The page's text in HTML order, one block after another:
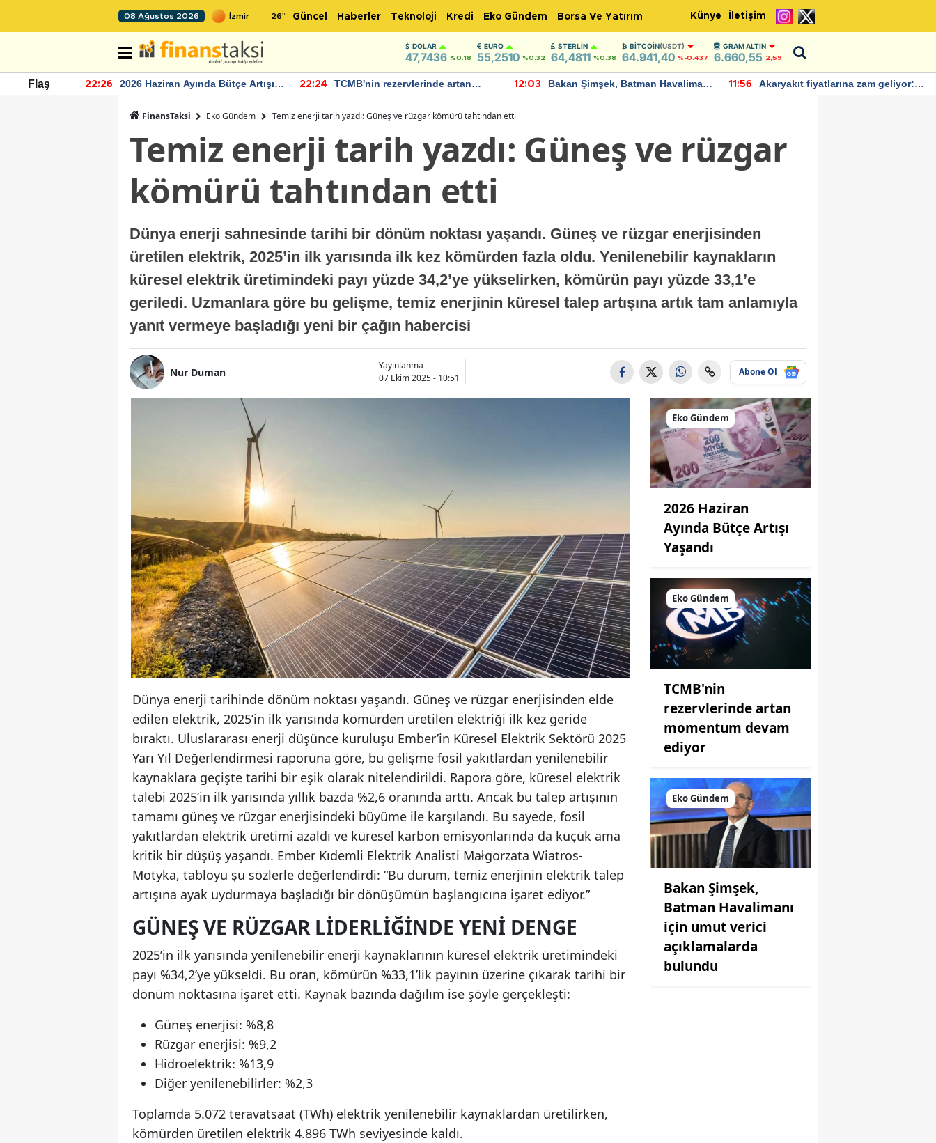
08 Ağustos 2026 26° Güncel Haberler Teknoloji Kredi Eko Gündem Borsa Ve Yatırım Künye İletişim
DOLAR
47,7436 %0.18
EURO
55,2510 %0.32
STERLIN
64,4811 %0.38
BITCOIN(USDT)
64.941,40 %-0.437
GRAM ALTIN
6.660,55 2,59
Flaş 22:26
2026 Haziran Ayında Bütçe Artışı
22:24
TCMB'nin rezervlerinde artan
12:03
Bakan Şimşek, Batman Havalimanı
11:56
Akaryakıt fiyatlarına zam geliyor:
FinansTaksi Eko Gündem Temiz enerji tarih yazdı: Güneş ve rüzgar kömürü tahtından etti
Temiz enerji tarih yazdı: Güneş ve rüzgar
kömürü tahtından etti
Dünya enerji sahnesinde tarihi bir dönüm noktası yaşandı. Güneş ve rüzgar enerjisinden
üretilen elektrik, 2025’in ilk yarısında ilk kez kömürden fazla oldu. Yenilenebilir kaynakların
küresel elektrik üretimindeki payı yüzde 34,2’ye yükselirken, kömürün payı yüzde 33,1’e
geriledi. Uzmanlara göre bu gelişme, temiz enerjinin küresel talep artışına artık tam anlamıyla
yanıt vermeye başladığı yeni bir çağın habercisi
Nur Duman
Yayınlanma
07 Ekim 2025 - 10:51
Abone Ol
Dünya enerji tarihinde dönüm noktası yaşandı. Güneş ve rüzgar enerjisinden elde
edilen elektrik, 2025’in ilk yarısında kömürden üretilen elektriği ilk kez geride
bıraktı. Uluslararası enerji düşünce kuruluşu Ember’in Küresel Elektrik Sektörü 2025
Yarı Yıl Değerlendirmesi raporuna göre, bu gelişme fosil yakıtlardan yenilenebilir
kaynaklara geçişte tarihi bir eşik olarak nitelendirildi. Rapora göre, küresel elektrik
talebi 2025’in ilk yarısında yıllık bazda %2,6 oranında arttı. Ancak bu talep artışının
tamamı güneş ve rüzgar enerjisindeki büyüme ile karşılandı. Bu sayede, fosil
yakıtlardan elektrik üretimi azaldı ve küresel karbon emisyonlarında da küçük ama
kritik bir düşüş yaşandı. Ember Kıdemli Elektrik Analisti Małgorzata Wiatros-
Motyka, tabloyu şu sözlerle değerlendirdi: “Bu durum, temiz enerjinin elektrik talep
artışına ayak uydurmaya başladığı bir dönüşümün başlangıcına işaret ediyor.”
GÜNEŞ VE RÜZGAR LIDERLIĞINDE YENI DENGE
2025’in ilk yarısında yenilenebilir enerji kaynaklarının küresel elektrik üretimindeki
payı %34,2’ye yükseldi. Bu oran, kömürün %33,1’lik payının üzerine çıkarak tarihi bir
dönüm noktasına işaret etti. Kaynak bazında dağılım ise şöyle gerçekleşti:
Güneş enerjisi: %8,8
Rüzgar enerjisi: %9,2
Hidroelektrik: %13,9
Diğer yenilenebilirler: %2,3
Toplamda 5.072 teravatsaat (TWh) elektrik yenilenebilir kaynaklardan üretilirken,
kömürden üretilen elektrik 4.896 TWh seviyesinde kaldı.
Eko Gündem
2026 Haziran
Ayında Bütçe Artışı
Yaşandı
Eko Gündem
TCMB'nin
rezervlerinde artan
momentum devam
ediyor
Eko Gündem
Bakan Şimşek,
Batman Havalimanı
için umut verici
açıklamalarda
bulundu